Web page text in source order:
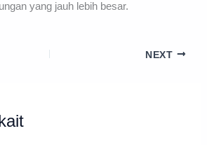
yang jauh lebih besar.
NEXT